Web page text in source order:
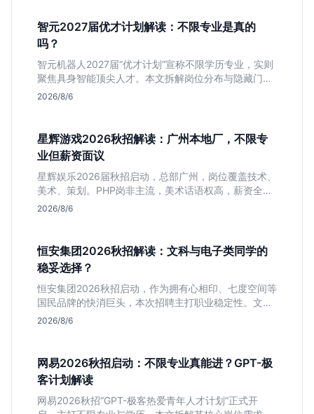
智元2027届优才计划解读：不限专业是真的
吗？
智元机器人2027届“优才计划”宣称不限学历专业，实则
聚焦具身智能顶尖人才。本文拆解岗位分布与隐藏门
槛，分析算法、仿真等核心方向，帮你判断是否值得投
2026/8/6
星辉游戏2026秋招解读：广州本地厂，不限专
业但薪资面议
星辉娱乐2026届秋招启动，总部广州，岗位覆盖技术、
美术、策划。PHP岗非主流，美术话语权高，薪资全面
面议。适合想接触项目全流程的应届生，追求大厂光环
2026/8/6
恒安集团2026秋招解读：文科与电子类同学的
稳妥选择？
恒安集团2026秋招启动，作为拥有心相印、七度空间等
国民品牌的快消巨头，本次招聘主打职业稳定性。文章
深度解析管培生项目，明确文商科主攻品牌营销、理工
2026/8/6
网易2026秋招启动：不限专业真能进？GPT-极
客计划解读
网易2026秋招“GPT-极客热爱青年人才计划”正式开